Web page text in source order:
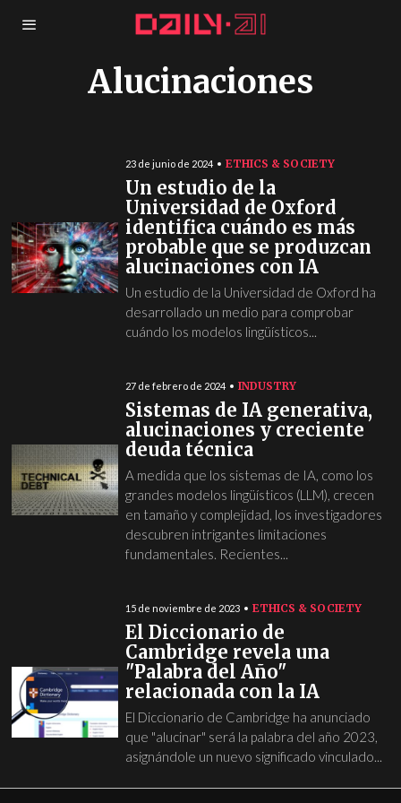
Alucinaciones
23 de junio de 2024 ETHICS & SOCIETY
Un estudio de la
Universidad de Oxford
identifica cuándo es más
probable que se produzcan
alucinaciones con IA
Un estudio de la Universidad de Oxford ha
desarrollado un medio para comprobar
cuándo los modelos lingüísticos...
27 de febrero de 2024 INDUSTRY
Sistemas de IA generativa,
alucinaciones y creciente
deuda técnica
A medida que los sistemas de IA, como los
grandes modelos lingüísticos (LLM), crecen
en tamaño y complejidad, los investigadores
descubren intrigantes limitaciones
fundamentales. Recientes...
15 de noviembre de 2023 ETHICS & SOCIETY
El Diccionario de
Cambridge revela una
"Palabra del Año"
relacionada con la IA
El Diccionario de Cambridge ha anunciado
que "alucinar" será la palabra del año 2023,
asignándole un nuevo significado vinculado...